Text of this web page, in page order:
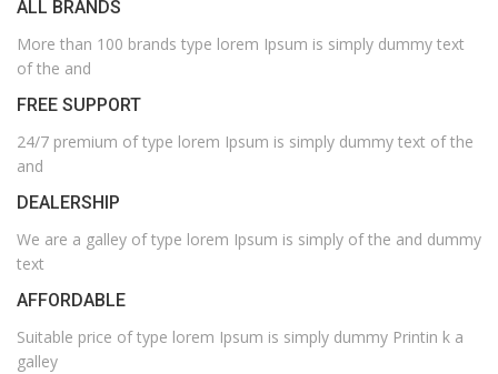
ALL BRANDS
More than 100 brands type lorem Ipsum is simply dummy text
of the and
FREE SUPPORT
24/7 premium of type lorem Ipsum is simply dummy text of the
and
DEALERSHIP
We are a galley of type lorem Ipsum is simply of the and dummy
text
AFFORDABLE
Suitable price of type lorem Ipsum is simply dummy Printin k a
galley